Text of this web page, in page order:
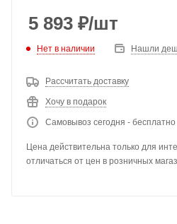
5 893 ₽/шт
Нет в наличии Нашли
Рассчитать доставку
Хочу в подарок
Самовывоз сегодня - бесплатно
Цена действительна только для
отличаться от цен в розничных